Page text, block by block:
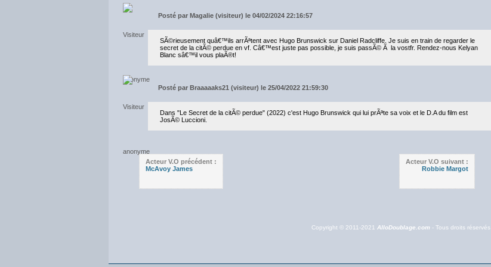
Posté par Magalie (visiteur) le 04/02/2024 22:16:57
SÃ©rieusement quâ€™ils arrÃªtent avec Hugo Brunswick sur Daniel Radcliffe. Je suis en train de regarder le
secret de la citÃ© perdue en vf. Câ€™est juste pas possible, je suis passÃ© Ã la vostfr. Rendez-nous Kelyan
Blanc sâ€™il vous plaÃ®t!
Posté par Braaaaaks21 (visiteur) le 25/04/2022 21:59:30
Dans "Le Secret de la citÃ© perdue" (2022) c'est Hugo Brunswick qui lui prÃªte sa voix et le D.A du film est
JosÃ© Luccioni.
Acteur V.O précédent :
McAvoy James
Acteur V.O suivant :
Robbie Margot
Copyright © 2011-2021 AlloDoublage.com - Tous droits réservés